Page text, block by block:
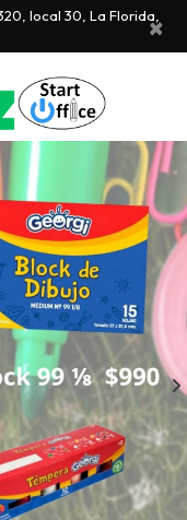
local 30, La Florida, ×